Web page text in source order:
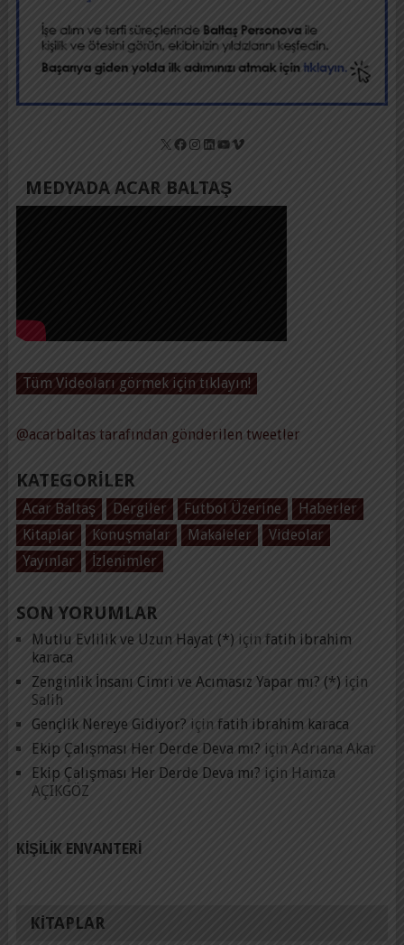
X Facebook
Instagram
LinkedIn
YouTube
Vimeo
MEDYADA ACAR BALTAŞ
Tüm Videoları görmek için tıklayın!
@acarbaltas tarafından gönderilen tweetler
KATEGORILER
Acar Baltaş Dergiler Futbol Üzerine
Haberler
Kitaplar
Konuşmalar Makaleler
Videolar
Yayınlar
İzlenimler
SON YORUMLAR
Mutlu Evlilik ve Uzun Hayat (*) için fatih ibrahim
karaca
Zenginlik İnsanı Cimri ve Acımasız Yapar mı? (*) için
Salih
Gençlik Nereye Gidiyor? için fatih ibrahim karaca
Ekip Çalışması Her Derde Deva mı? için Adrıana Akar
Ekip Çalışması Her Derde Deva mı? için Hamza
AÇIKGÖZ
KIŞILIK ENVANTERI
KITAPLAR